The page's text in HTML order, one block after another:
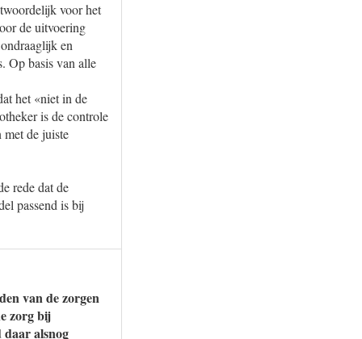
voor het
de uitvoering
en
Op basis van alle
het «niet in de
is de controle
de juiste
rede dat de
passend is bij
van de zorgen
zorg bij
daar alsnog